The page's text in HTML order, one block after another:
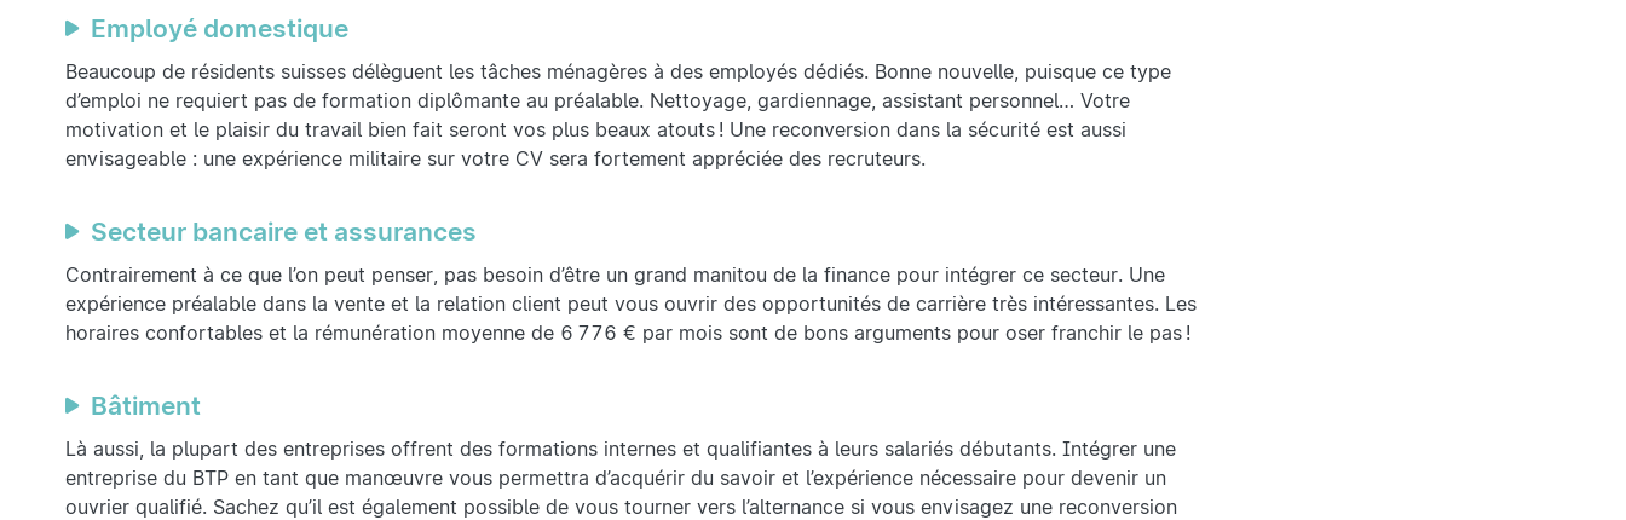
Employé domestique
Beaucoup de résidents suisses délèguent les tâches ménagères à des employés dédiés. Bonne nouvelle, puisque ce type
d’emploi ne requiert pas de formation diplômante au préalable. Nettoyage, gardiennage, assistant personnel… Votre
motivation et le plaisir du travail bien fait seront vos plus beaux atouts ! Une reconversion dans la sécurité est aussi
envisageable : une expérience militaire sur votre CV sera fortement appréciée des recruteurs.
Secteur bancaire et assurances
Contrairement à ce que l’on peut penser, pas besoin d’être un grand manitou de la finance pour intégrer ce secteur. Une
expérience préalable dans la vente et la relation client peut vous ouvrir des opportunités de carrière très intéressantes. Les
horaires confortables et la rémunération moyenne de 6 776 € par mois sont de bons arguments pour oser franchir le pas !
Bâtiment
Là aussi, la plupart des entreprises offrent des formations internes et qualifiantes à leurs salariés débutants. Intégrer une
entreprise du BTP en tant que manœuvre vous permettra d’acquérir du savoir et l’expérience nécessaire pour devenir un
ouvrier qualifié. Sachez qu’il est également possible de vous tourner vers l’alternance si vous envisagez une reconversion